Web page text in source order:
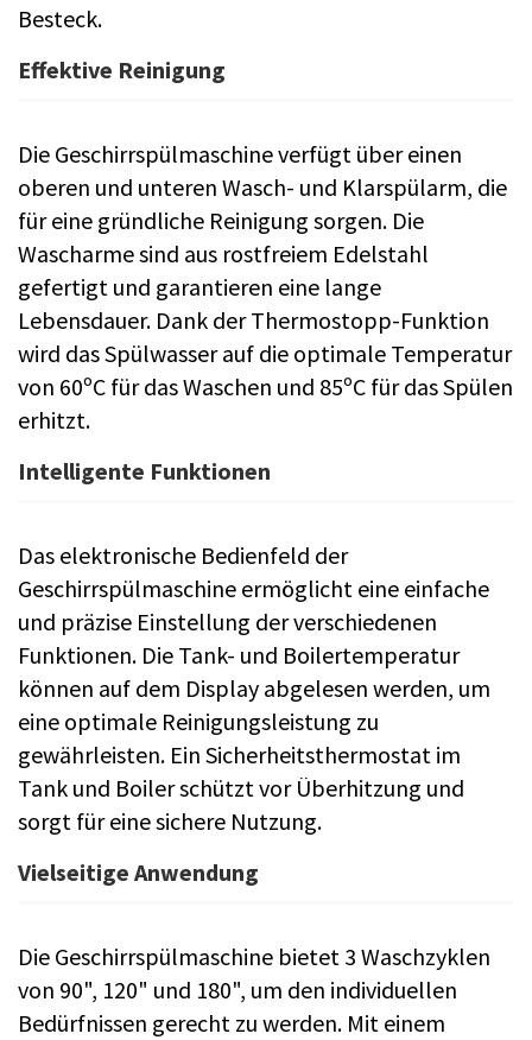
Besteck.
Effektive Reinigung
Die Geschirrspülmaschine verfügt über einen
oberen und unteren Wasch- und Klarspülarm, die
für eine gründliche Reinigung sorgen. Die
Wascharme sind aus rostfreiem Edelstahl
gefertigt und garantieren eine lange
Lebensdauer. Dank der Thermostopp-Funktion
wird das Spülwasser auf die optimale Temperatur
von 60ºC für das Waschen und 85ºC für das Spülen
erhitzt.
Intelligente Funktionen
Das elektronische Bedienfeld der
Geschirrspülmaschine ermöglicht eine einfache
und präzise Einstellung der verschiedenen
Funktionen. Die Tank- und Boilertemperatur
können auf dem Display abgelesen werden, um
eine optimale Reinigungsleistung zu
gewährleisten. Ein Sicherheitsthermostat im
Tank und Boiler schützt vor Überhitzung und
sorgt für eine sichere Nutzung.
Vielseitige Anwendung
Die Geschirrspülmaschine bietet 3 Waschzyklen
von 90", 120" und 180", um den individuellen
Bedürfnissen gerecht zu werden. Mit einem